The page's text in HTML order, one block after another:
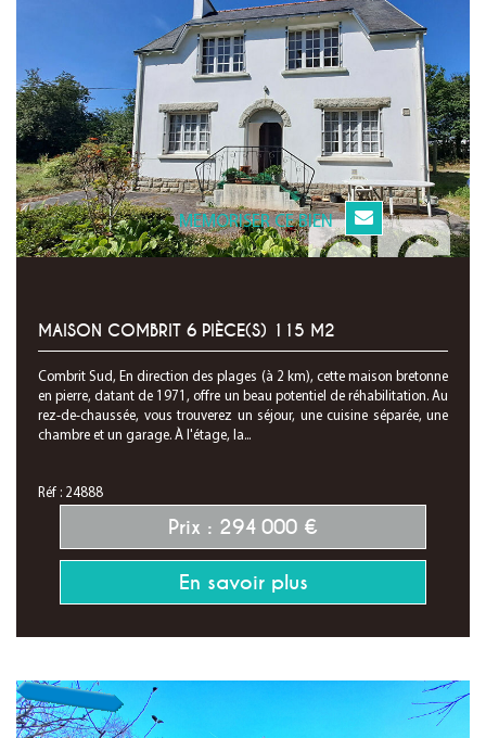
MEMORISER CE BIEN
MAISON COMBRIT 6 PIÈCE(S) 115 M2
Combrit Sud, En direction des plages (à 2 km), cette maison bretonne
en pierre, datant de 1971, offre un beau potentiel de réhabilitation. Au
rez-de-chaussée, vous trouverez un séjour, une cuisine séparée, une
chambre et un garage. À l'étage, la...
Réf : 24888
Prix : 294 000 €
En savoir plus